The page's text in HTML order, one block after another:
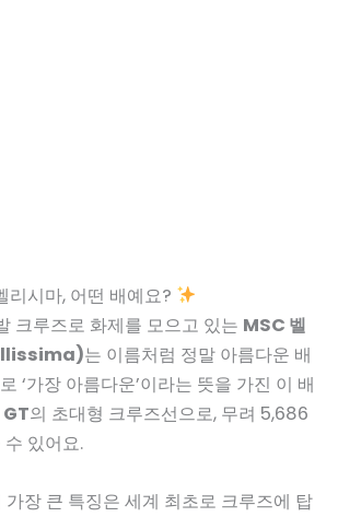
리시마, 어떤 배예요?
크루즈로 화제를 모으고 있는 MSC 벨
는 이름처럼 정말 아름다운 배
‘가장 아름다운’이라는 뜻을 가진 이 배
의 초대형 크루즈선으로, 무려 5,686
있어요.
장 큰 특징은 세계 최초로 크루즈에 탑